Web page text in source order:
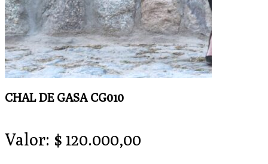
CHAL DE GASA CG010
Valor: $ 120.000,00